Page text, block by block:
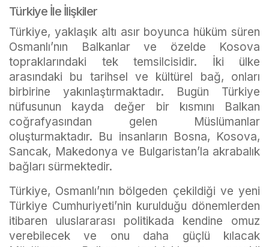
Türkiye İle İlişkiler
Türkiye, yaklaşık altı asır boyunca hüküm süren
Osmanlı’nın Balkanlar ve özelde Kosova
topraklarındaki tek temsilcisidir. İki ülke
arasındaki bu tarihsel ve kültürel bağ, onları
birbirine yakınlaştırmaktadır. Bugün Türkiye
nüfusunun kayda değer bir kısmını Balkan
coğrafyasından gelen Müslümanlar
oluşturmaktadır. Bu insanların Bosna, Kosova,
Sancak, Makedonya ve Bulgaristan’la akrabalık
bağları sürmektedir.
Türkiye, Osmanlı’nın bölgeden çekildiği ve yeni
Türkiye Cumhuriyeti’nin kurulduğu dönemlerden
itibaren uluslararası politikada kendine omuz
verebilecek ve onu daha güçlü kılacak